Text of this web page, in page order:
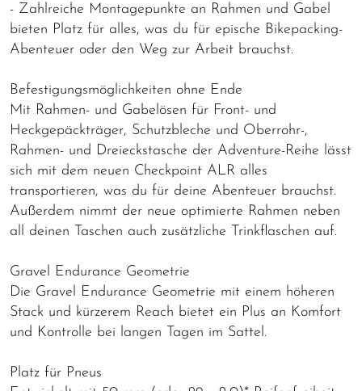
- Zahlreiche Montagepunkte an Rahmen und Gabel
bieten Platz für alles, was du für epische Bikepacking-
Abenteuer oder den Weg zur Arbeit brauchst.
Befestigungsmöglichkeiten ohne Ende
Mit Rahmen- und Gabelösen für Front- und
Heckgepäckträger, Schutzbleche und Oberrohr-,
Rahmen- und Dreieckstasche der Adventure-Reihe lässt
sich mit dem neuen Checkpoint ALR alles
transportieren, was du für deine Abenteuer brauchst.
Außerdem nimmt der neue optimierte Rahmen neben
all deinen Taschen auch zusätzliche Trinkflaschen auf.
Gravel Endurance Geometrie
Die Gravel Endurance Geometrie mit einem höheren
Stack und kürzerem Reach bietet ein Plus an Komfort
und Kontrolle bei langen Tagen im Sattel.
Platz für Pneus